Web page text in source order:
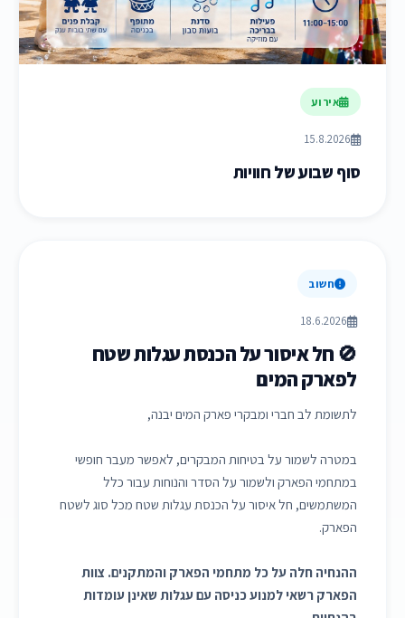
אירוע
15.8.2026
סוף שבוע של חוויות
חשוב
18.6.2026
🚫 חל איסור על הכנסת עגלות שטח
לפארק המים
לתשומת לב חברי ומבקרי פארק המים יבנה,
במטרה לשמור על בטיחות המבקרים, לאפשר מעבר חופשי
במתחמי הפארק ולשמור על הסדר והנוחות עבור כלל
המשתמשים, חל איסור על הכנסת עגלות שטח מכל סוג לשטח
הפארק.
ההנחיה חלה על כל מתחמי הפארק והמתקנים. צוות
הפארק רשאי למנוע כניסה עם עגלות שאינן עומדות